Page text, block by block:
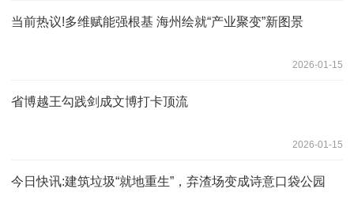
当前热议!多维赋能强根基 海州绘就“产业聚变”新图景
2026-01-15
省博越王勾践剑成文博打卡顶流
2026-01-15
今日快讯:建筑垃圾“就地重生”，弃渣场变成诗意口袋公园